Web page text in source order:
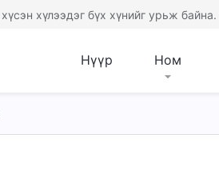
хүлээдэг бүх хүнийг урьж байна.
Нүүр Ном